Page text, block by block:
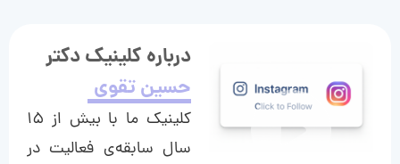
درباره کلینیک دکتر
حسین تقوی
کلینیک ما با بیش از ۱۵
سال سابقه‌ی فعالیت در